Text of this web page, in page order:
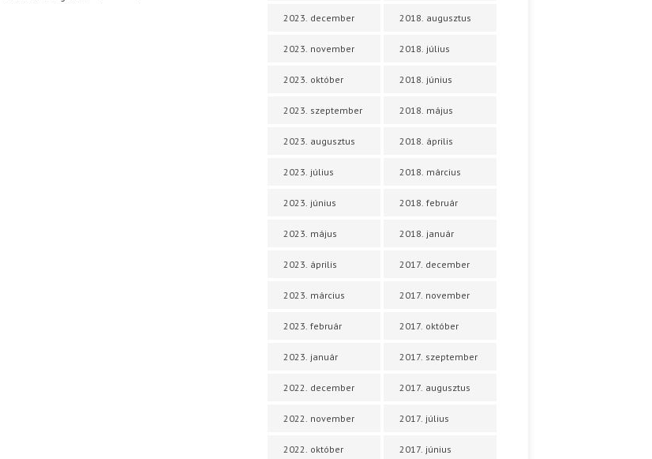
2023. december
2023. november
2023. október
2023. szeptember
2023. augusztus
2023. július
2023. június
2023. május
2023. április
2023. március
2023. február
2023. január
2022. december
2022. november
2022. október
2018. augusztus
2018. július
2018. június
2018. május
2018. április
2018. március
2018. február
2018. január
2017. december
2017. november
2017. október
2017. szeptember
2017. augusztus
2017. július
2017. június